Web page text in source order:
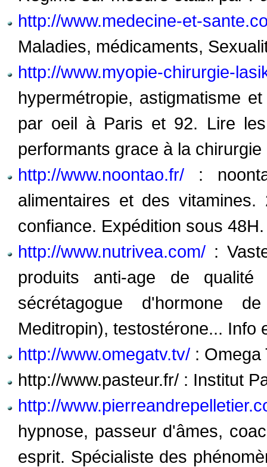
http://www.medecine-et-
Maladies, médicaments,
http://www.myopie-chirurgie-
hypermétropie, astigmatisme
par oeil à Paris et 92. Lire les
performants grace à la
http://www.noontao.fr/ :
alimentaires et des
confiance. Expédition sous 48H.
http://www.nutrivea.com/ :
produits anti-age de qualité
sécrétagogue d'hormone
Meditropin), testostérone... Info
http://www.omegatv.tv/ : Omega
http://www.pasteur.fr/ : Institut
http://
hypnose, passeur d'âmes,
esprit. Spécialiste des